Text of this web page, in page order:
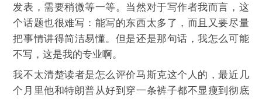
发表，需要稍微等一等。当然对于写作者我而言，这
个话题也很难写：能写的东西太多了，而且又要尽量
把事情讲得简洁易懂。但是还是那句话，我怎么可能
不写，这是我的专业啊。
我不太清楚读者是怎么评价马斯克这个人的，最近几
个月里他和特朗普从好到穿一条裤子都不显瘦到彻底